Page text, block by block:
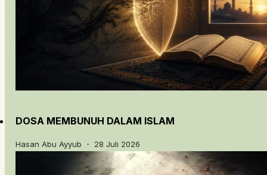
DOSA MEMBUNUH DALAM ISLAM
Hasan Abu Ayyub ・ 28 Juli 2026